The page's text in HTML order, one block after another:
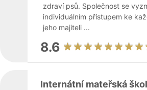
zdraví psů. Společnost se
individuálním přístupem ke
jeho majiteli ...
8.6
Internátní mateřská